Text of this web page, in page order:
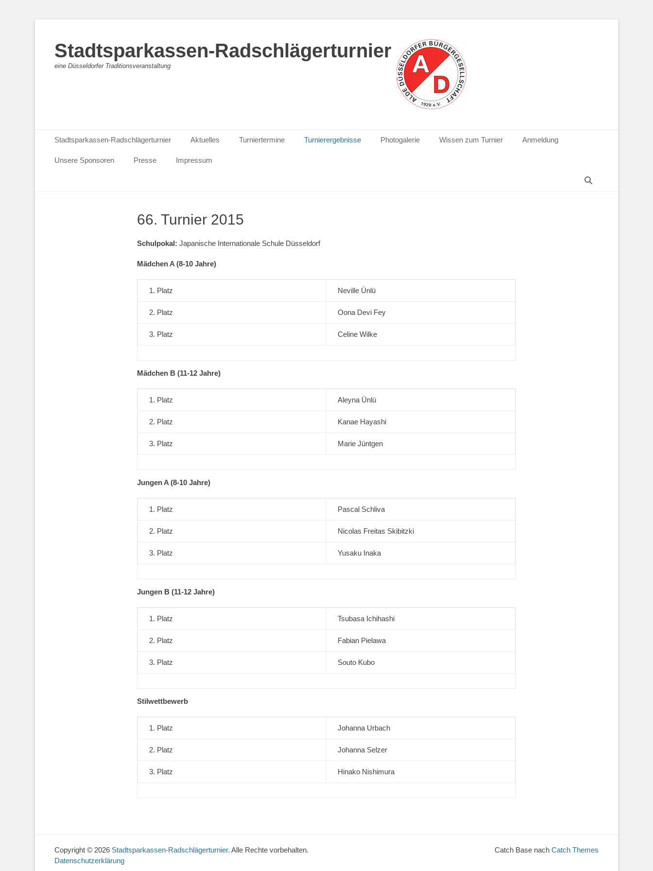
Stadtsparkassen-Radschlägerturnier
eine Düsseldorfer Traditionsveranstaltung
Primäres Menü
Inhalt
springen
Stadtsparkassen-Radschlägerturnier Aktuelles Turniertermine Turnierergebnisse Photogalerie Wissen zum Turnier Anmeldung
Unsere Sponsoren Presse
Impressum
66. Turnier 2015
Schulpokal: Japanische Internationale Schule Düsseldorf
Mädchen A (8-10 Jahre)
1. Platz Neville Ünlü
2. Platz Oona Devi Fey
3. Platz Celine Wilke
Mädchen B (11-12 Jahre)
1. Platz Aleyna Ünlü
2. Platz Kanae Hayashi
3. Platz Marie Jüntgen
Jungen A (8-10 Jahre)
1. Platz Pascal Schliva
2. Platz Nicolas Freitas Skibitzki
3. Platz Yusaku Inaka
Jungen B (11-12 Jahre)
1. Platz Tsubasa Ichihashi
2. Platz Fabian Pielawa
3. Platz Souto Kubo
Stilwettbewerb
1. Platz Johanna Urbach
2. Platz Johanna Selzer
3. Platz Hinako Nishimura
Copyright © 2026 Stadtsparkassen-Radschlägerturnier. Alle Rechte vorbehalten.
Datenschutzerklärung
Catch Base nach Catch Themes